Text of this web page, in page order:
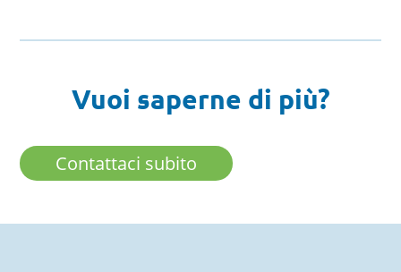
Vuoi saperne di più?
Contattaci subito